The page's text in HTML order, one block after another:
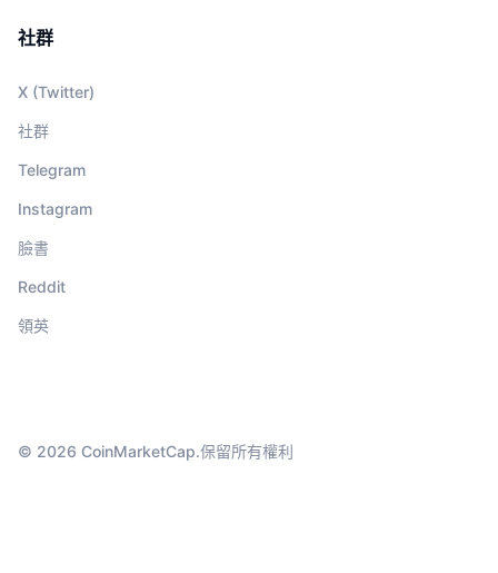
社群
X (Twitter)
社群
Telegram
Instagram
臉書
Reddit
領英
© 2026 CoinMarketCap.保留所有權利